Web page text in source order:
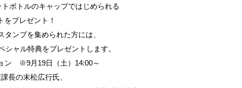
ボトルのキャップではじめられる
をプレゼント！
タンプを集められた方には、
シャル特典をプレゼントします。
ン ※9月19日（土）14:00～
長の末松広行氏、